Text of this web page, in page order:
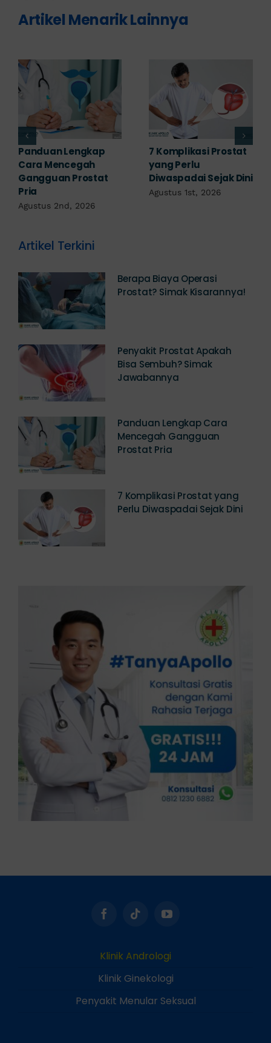
Artikel Menarik Lainnya
Obat Penyakit
Prostat: Pilihan
Terapi Sesuai
Diagnosis
Juli 23rd, 2026
Penyakit Prostat Bisa
Sembuh? Ini
Penjelasannya
Juli 22nd, 2026
Artikel Terkini
Berapa Biaya Operasi
Prostat? Simak Kisarannya!
Penyakit Prostat Apakah
Bisa Sembuh? Simak
Jawabannya
Panduan Lengkap Cara
Mencegah Gangguan
Prostat Pria
7 Komplikasi Prostat yang
Perlu Diwaspadai Sejak Dini
Klinik Andrologi
Klinik Ginekologi
Penyakit Menular Seksual